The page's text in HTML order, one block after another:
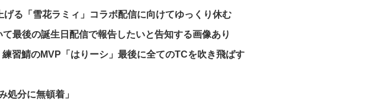
る「雪花ラミィ」コラボ配信に向けてゆっくり休む
最後の誕生日配信で報告したいと告知する画像あり
習鯖のMVP「はりーシ」最後に全てのTCを吹き飛ばす
分に無頓着」